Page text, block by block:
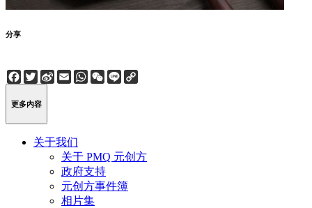
分享
Facebook
Twitter
Sina
Weibo
EmailWhatsApp
WeChat
Line
更多内容
关于我们
关于 PMQ 元创方
政府支持
元创方事件簿
相片集